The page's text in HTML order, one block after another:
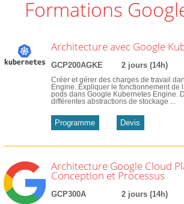
Formations
Architecture avec Google
GCP200AGKE 2 jours (14h)
Créer et gérer des charges de travail
Engine. Expliquer le fonctionnement de
pods dans Google Kubernetes Engine.
différentes abstractions de stockage ...
Programme Devis
Architecture Google Cloud
Conception et Processus
GCP300A 2 jours (14h)